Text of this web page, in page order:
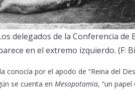
delegados de la Conferencia
en el extremo izquierdo. (F:
conocía por el apodo de “Reina del
se cuenta en Mesopotamia, “un